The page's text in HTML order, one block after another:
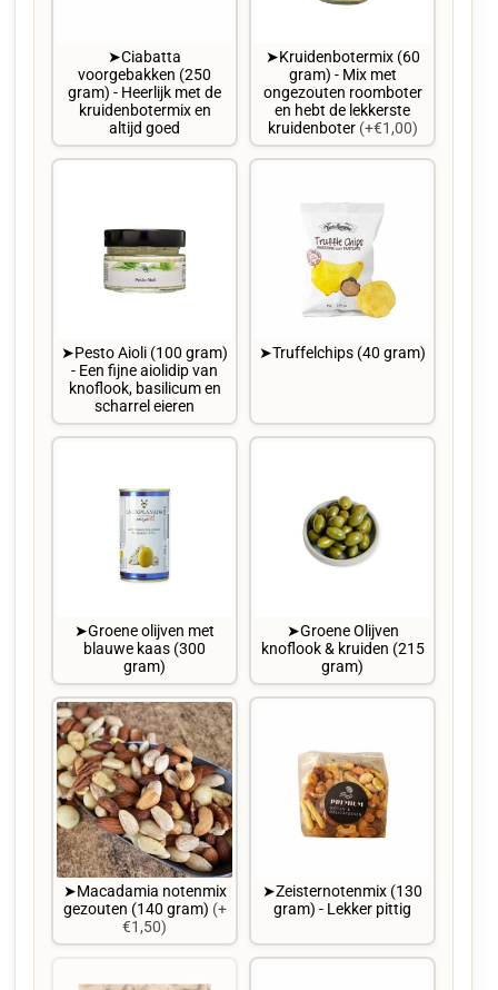
➤Ciabatta
voorgebakken (250
gram) - Heerlijk met de
kruidenbotermix en
altijd goed
➤Kruidenbotermix (60
gram) - Mix met
ongezouten roomboter
en hebt de lekkerste
kruidenboter (+€1,00)
➤Pesto Aioli (100 gram)
- Een fijne aiolidip van
knoflook, basilicum en
scharrel eieren
➤Truffelchips (40 gram)
➤Groene olijven met
blauwe kaas (300
gram)
➤Groene Olijven
knoflook & kruiden (215
gram)
➤Macadamia notenmix
gezouten (140 gram) (+
€1,50)
➤Zeisternotenmix (130
gram) - Lekker pittig